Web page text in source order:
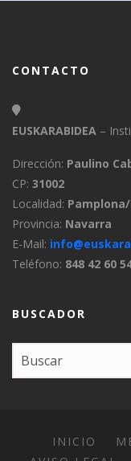
CONTACTO
EUSKARABIDEA –
Dirección: Paulino
CP: 31002
Localidad:
Provincia: Navarra
E-Mail:
Teléfono: 848 42 60
BUSCADOR
INICIO